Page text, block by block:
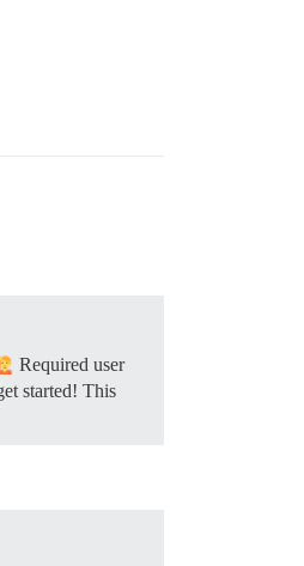
Required user
started! This